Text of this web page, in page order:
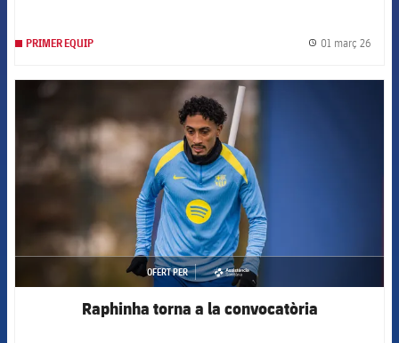
PRIMER EQUIP 01 març 26
FCB Barcelona badge
OFERT PER
asistencia
Raphinha torna a la convocatòria